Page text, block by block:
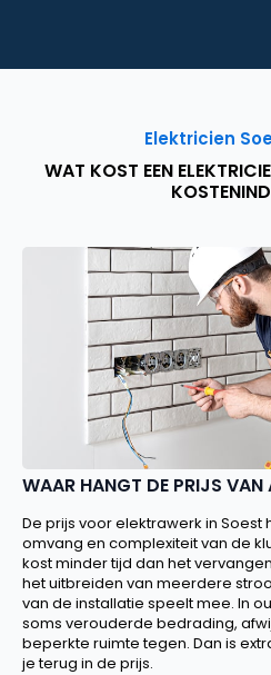
Elektricien
WAT KOST EEN
WAAR HANGT DE PRIJS VAN
De prijs voor elektrawerk in Soest
omvang en complexiteit van de
kost minder tijd dan het
het uitbreiden van meerdere
van de installatie speelt mee. In
soms verouderde bedrading,
beperkte ruimte tegen. Dan is
je terug in de prijs.